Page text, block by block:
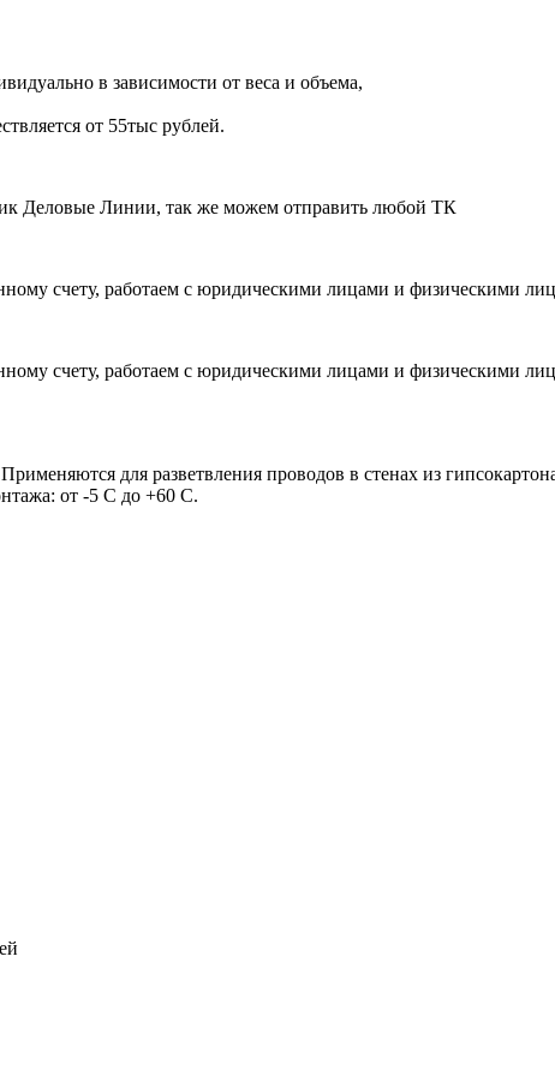
в зависимости от веса и объема,
от 55тыс рублей.
Деловые Линии, так же можем отправить любой ТК
счету, работаем с юридическими лицами и физическими
счету, работаем с юридическими лицами и физическими
для разветвления проводов в стенах из
от -5 С до +60 С.